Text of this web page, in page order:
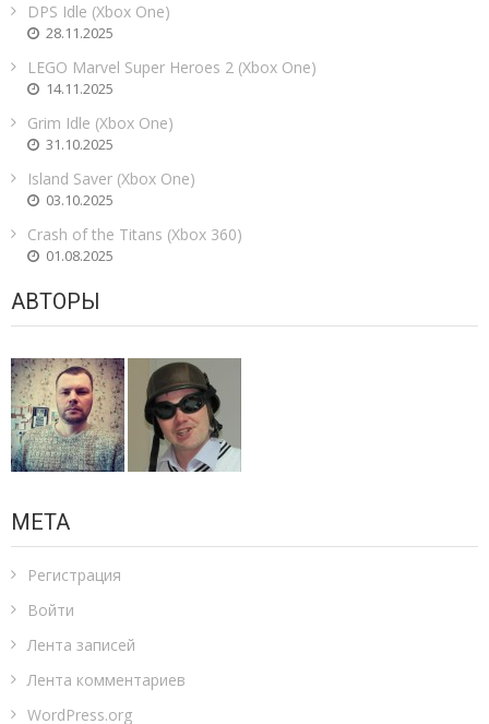
DPS Idle (Xbox One)
28.11.2025
LEGO Marvel Super Heroes 2 (Xbox One)
14.11.2025
Grim Idle (Xbox One)
31.10.2025
Island Saver (Xbox One)
03.10.2025
Crash of the Titans (Xbox 360)
01.08.2025
АВТОРЫ
МЕТА
Регистрация
Войти
Лента записей
Лента комментариев
WordPress.org